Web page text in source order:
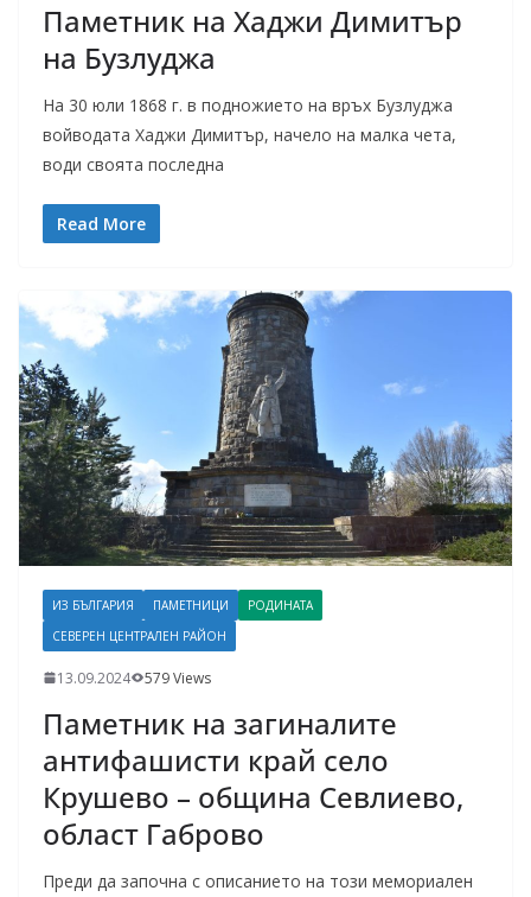
Паметник на Хаджи Димитър
на Бузлуджа
На 30 юли 1868 г. в подножието на връх Бузлуджа
войводата Хаджи Димитър, начело на малка чета,
води своята последна
Read More
ИЗ БЪЛГАРИЯ ПАМЕТНИЦИ
РОДИНАТА
СЕВЕРЕН ЦЕНТРАЛЕН РАЙОН
13.09.2024 579 Views
Паметник на загиналите
антифашисти край село
Крушево – община Севлиево,
област Габрово
Преди да започна с описанието на този мемориален